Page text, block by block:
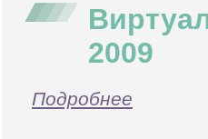
2009
Подробнее